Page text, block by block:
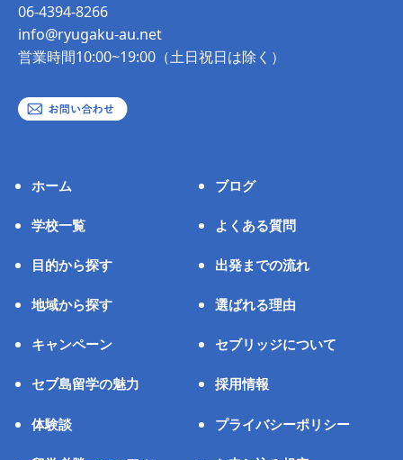
06-4394-8266
info@ryugaku-au.net
営業時間10:00~19:00（土日祝日は除く）
ホーム
学校一覧
目的から探す
地域から探す
キャンペーン
セブ島留学の魅力
体験談
ブログ
よくある質問
出発までの流れ
選ばれる理由
セブリッジについて
採用情報
プライバシーポリシー